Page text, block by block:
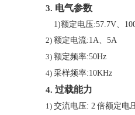
3. 电气参数
1)额定电压:57.7V、
2) 额定电流:1A、 5A
3) 额定频率:50Hz
4) 采样频率:10KHz
4. 过载能力
1) 交流电压: 2 倍额定电